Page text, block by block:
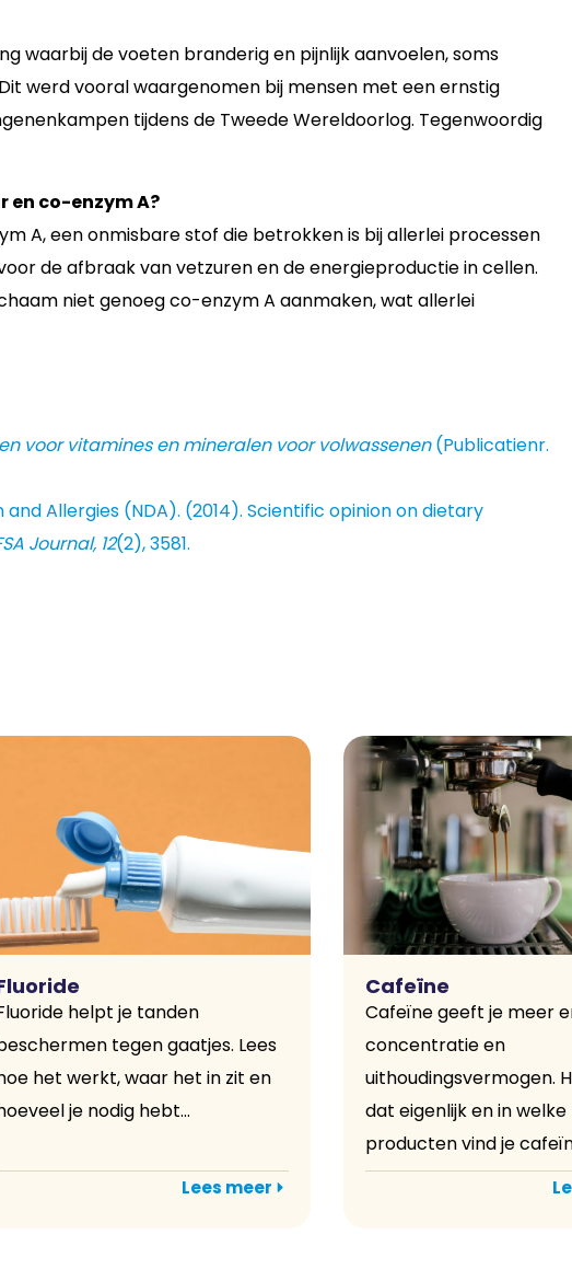
waarbij de voeten branderig en pijnlijk aanvoelen, soms
werd vooral waargenomen bij mensen met een ernstig
tijdens de Tweede Wereldoorlog. Tegenwoordig
en co-enzym A?
A, een onmisbare stof die betrokken is bij allerlei processen
de afbraak van vetzuren en de energieproductie in cellen.
niet genoeg co-enzym A aanmaken, wat allerlei
voor vitamines en mineralen voor volwassenen(Publicatienr.
Allergies (NDA). (2014). Scientific opinion on dietary
Journal, 12(2), 3581.
helpt je tanden
tegen gaatjes. Lees
het werkt, waar het in zit en
je nodig hebt...
Lees meer
Cafeïne
Cafeïne geeft je meer
concentratie en
uithoudingsvermogen.
dat eigenlijk en in welke
producten vind je